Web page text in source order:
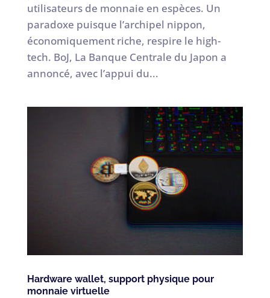
utilisateurs de monnaie en espèces. Un
paradoxe puisque l’archipel nippon,
économiquement riche, respire le high-
tech. BoJ, La Banque Centrale du Japon a
annoncé, avec l’appui du...
Hardware wallet, support physique pour
monnaie virtuelle